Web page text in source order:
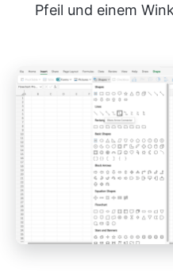
Pfeil und einem